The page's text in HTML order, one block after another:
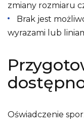
zmiany rozmiaru
Brak jest
wyrazami lub
Oświadczenie